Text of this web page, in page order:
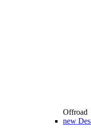
Offroad
new